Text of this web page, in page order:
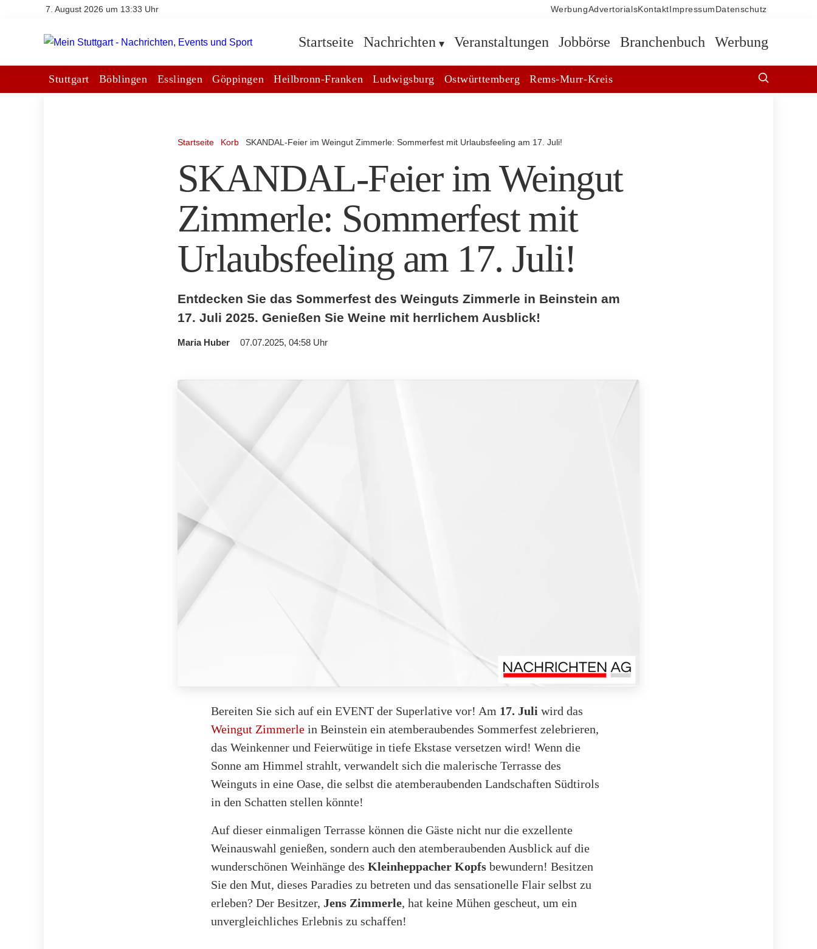
7. August 2026 um 13:33 Uhr WerbungAdvertorialsKontakt Impressum Datenschutz
Startseite Nachrichten Veranstaltungen Jobbörse Branchenbuch Werbung
Stuttgart Böblingen Esslingen Göppingen Heilbronn-Franken Ludwigsburg Ostwürttemberg Rems-Murr-Kreis
Startseite Korb SKANDAL-Feier im Weingut Zimmerle: Sommerfest mit Urlaubsfeeling am 17. Juli!
SKANDAL-Feier im Weingut
Zimmerle: Sommerfest mit
Urlaubsfeeling am 17. Juli!
Entdecken Sie das Sommerfest des Weinguts Zimmerle in Beinstein am
17. Juli 2025. Genießen Sie Weine mit herrlichem Ausblick!
Maria Huber 07.07.2025, 04:58 Uhr
Bereiten Sie sich auf ein EVENT der Superlative vor! Am 17. Juli wird das
Weingut Zimmerle in Beinstein ein atemberaubendes Sommerfest zelebrieren,
das Weinkenner und Feierwütige in tiefe Ekstase versetzen wird! Wenn die
Sonne am Himmel strahlt, verwandelt sich die malerische Terrasse des
Weinguts in eine Oase, die selbst die atemberaubenden Landschaften Südtirols
in den Schatten stellen könnte!
Auf dieser einmaligen Terrasse können die Gäste nicht nur die exzellente
Weinauswahl genießen, sondern auch den atemberaubenden Ausblick auf die
wunderschönen Weinhänge des Kleinheppacher Kopfs bewundern! Besitzen
Sie den Mut, dieses Paradies zu betreten und das sensationelle Flair selbst zu
erleben? Der Besitzer, Jens Zimmerle, hat keine Mühen gescheut, um ein
unvergleichliches Erlebnis zu schaffen!